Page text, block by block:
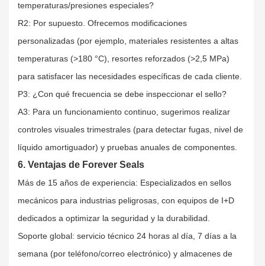
temperaturas/presiones especiales?
R2: Por supuesto. Ofrecemos modificaciones
personalizadas (por ejemplo, materiales resistentes a altas
temperaturas (>180 °C), resortes reforzados (>2,5 MPa)
para satisfacer las necesidades específicas de cada cliente.
P3: ¿Con qué frecuencia se debe inspeccionar el sello?
A3: Para un funcionamiento continuo, sugerimos realizar
controles visuales trimestrales (para detectar fugas, nivel de
líquido amortiguador) y pruebas anuales de componentes.
6. Ventajas de Forever Seals
Más de 15 años de experiencia: Especializados en sellos
mecánicos para industrias peligrosas, con equipos de I+D
dedicados a optimizar la seguridad y la durabilidad.
Soporte global: servicio técnico 24 horas al día, 7 días a la
semana (por teléfono/correo electrónico) y almacenes de